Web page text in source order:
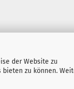
der Website zu
zu können.
© 2026